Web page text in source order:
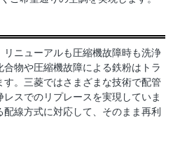
ニューアルも圧縮機故障時も洗浄
物や圧縮機故障による鉄粉はトラ
。三菱ではさまざまな技術で配管
スでのリプレースを実現していま
線方式に対応して、そのまま再利